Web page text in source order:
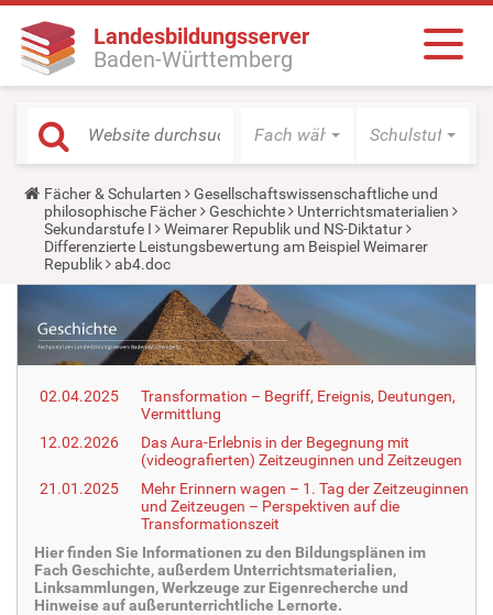
Landesbildungsserver
Baden-Württemberg
Fach wählen Schulstufe
Y
o
u
a
r
e
r
e
:
Fächer & Schularten
Gesellschaftswissenschaftliche und
philosophische Fächer
Geschichte
Unterrichtsmaterialien
Sekundarstufe I
Weimarer Republik und NS-Diktatur
Differenzierte Leistungsbewertung am Beispiel Weimarer
Republik
ab4.doc
02.04.2025
Transformation – Begriff, Ereignis, Deutungen,
Vermittlung
12.02.2026
Das Aura-Erlebnis in der Begegnung mit
(videografierten) Zeitzeuginnen und Zeitzeugen
21.01.2025
Mehr Erinnern wagen – 1. Tag der Zeitzeuginnen
und Zeitzeugen – Perspektiven auf die
Transformationszeit
Hier finden Sie Informationen zu den Bildungsplänen im
Fach Geschichte, außerdem Unterrichtsmaterialien,
Linksammlungen, Werkzeuge zur Eigenrecherche und
Hinweise auf außerunterrichtliche Lernorte.